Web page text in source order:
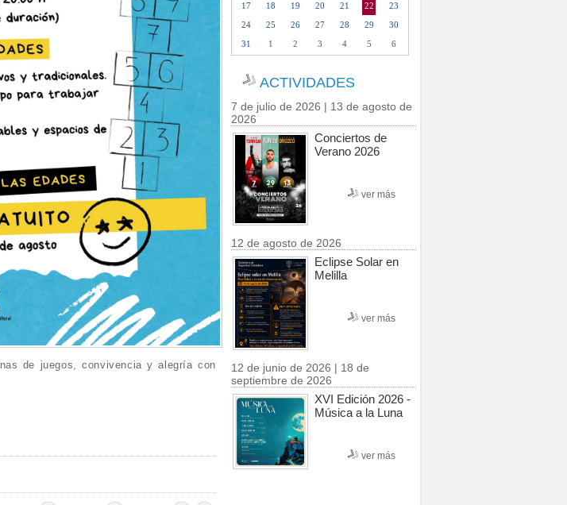
de juegos, convivencia y alegría con
17
18 19 20 21 22
23
24
25 26 27 28 29
30
31
1 2 3 4 5 6
ACTIVIDADES
7 de julio de 2026 | 13 de agosto de
2026
Conciertos de
Verano 2026
ver más
12 de agosto de 2026
Eclipse Solar en
Melilla
ver más
12 de junio de 2026 | 18 de
septiembre de 2026
XVI Edición 2026 -
Música a la Luna
ver más